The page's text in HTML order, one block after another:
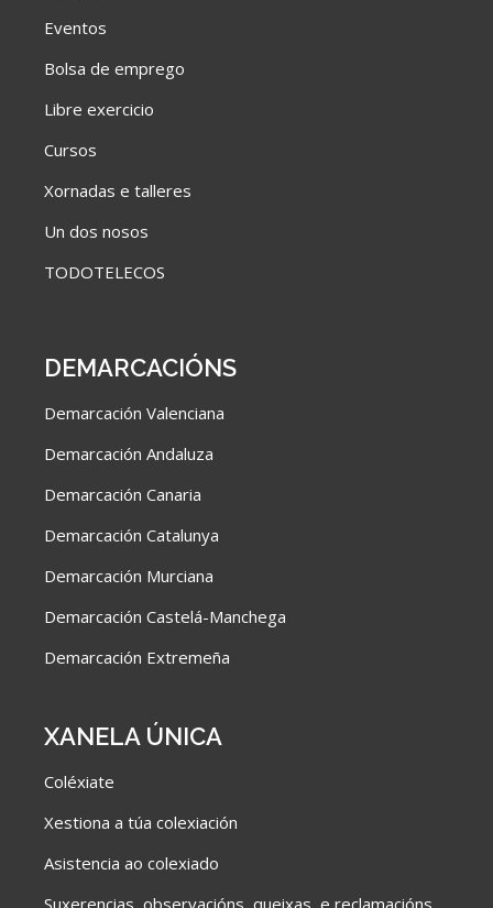
Eventos
Bolsa de emprego
Libre exercicio
Cursos
Xornadas e talleres
Un dos nosos
TODOTELECOS
DEMARCACIÓNS
Demarcación Valenciana
Demarcación Andaluza
Demarcación Canaria
Demarcación Catalunya
Demarcación Murciana
Demarcación Castelá-Manchega
Demarcación Extremeña
XANELA ÚNICA
Coléxiate
Xestiona a túa colexiación
Asistencia ao colexiado
Suxerencias, observacións, queixas e reclamacións